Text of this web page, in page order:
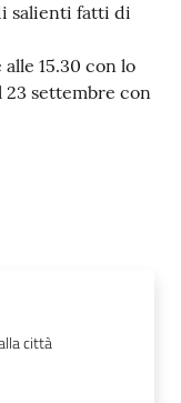
salienti fatti di
15.30 con lo
settembre con
città